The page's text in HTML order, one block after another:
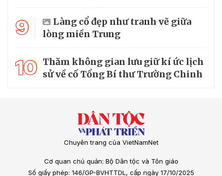
9
Làng cổ đẹp như tranh vẽ giữa
lòng miền Trung
10 Thăm không gian lưu giữ kí ức lịch
sử về cố Tổng Bí thư Trường Chinh
Chuyên trang của VietNamNet
Cơ quan chủ quản: Bộ Dân tộc và Tôn giáo
Số giấy phép: 146/GP-BVHTTDL, cấp ngày 17/10/2025